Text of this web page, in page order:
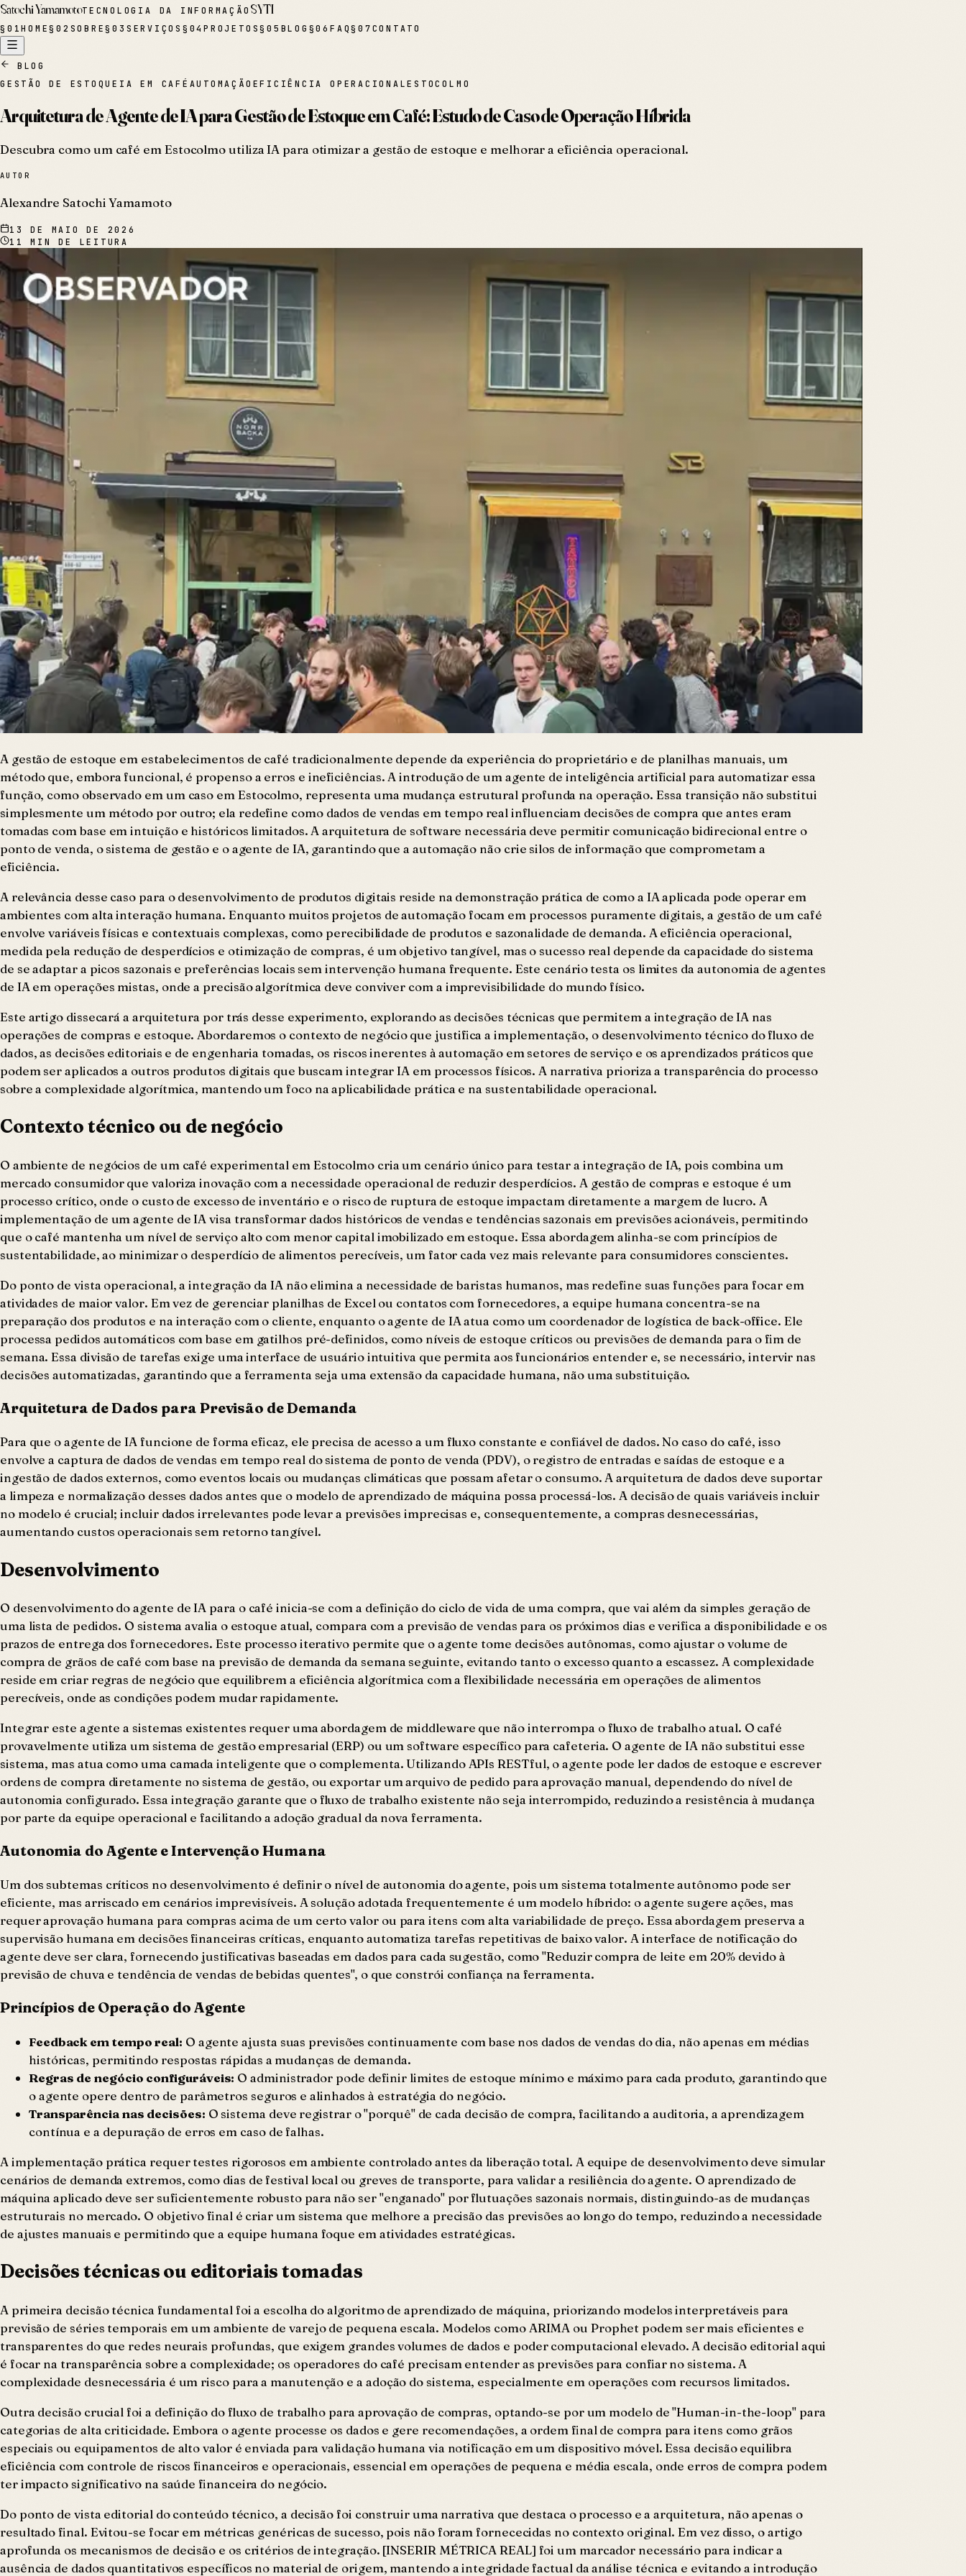
Satochi YamamotoTECNOLOGIA DA INFORMAÇÃO SYTI
§ 01HOME§02 SOBRE§03 SERVIÇOS § 04PROJETOS§05 BLOG §06 FAQ§07 CONTATO
BLOG
GESTÃO DE ESTOQUE IA EM CAFÉ AUTOMAÇÃO EFICIÊNCIA OPERACIONALESTOCOLMO
Arquitetura de Agente de IA para Gestão de Estoque em Café: Estudo de Caso de Operação Híbrida
Descubra como um café em Estocolmo utiliza IA para otimizar a gestão de estoque e melhorar a eficiência operacional.
AUTOR
Alexandre Satochi Yamamoto
13 DE MAIO DE 2026
11
MIN DE LEITURA
A gestão de estoque em estabelecimentos de café tradicionalmente depende da experiência do proprietário e de planilhas manuais, um
método que, embora funcional, é propenso a erros e ineficiências. A introdução de um agente de inteligência artificial para automatizar essa
função, como observado em um caso em Estocolmo, representa uma mudança estrutural profunda na operação. Essa transição não substitui
simplesmente um método por outro; ela redefine como dados de vendas em tempo real influenciam decisões de compra que antes eram
tomadas com base em intuição e históricos limitados. A arquitetura de software necessária deve permitir comunicação bidirecional entre o
ponto de venda, o sistema de gestão e o agente de IA, garantindo que a automação não crie silos de informação que comprometam a
eficiência.
A relevância desse caso para o desenvolvimento de produtos digitais reside na demonstração prática de como a IA aplicada pode operar em
ambientes com alta interação humana. Enquanto muitos projetos de automação focam em processos puramente digitais, a gestão de um café
envolve variáveis físicas e contextuais complexas, como perecibilidade de produtos e sazonalidade de demanda. A eficiência operacional,
medida pela redução de desperdícios e otimização de compras, é um objetivo tangível, mas o sucesso real depende da capacidade do sistema
de se adaptar a picos sazonais e preferências locais sem intervenção humana frequente. Este cenário testa os limites da autonomia de agentes
de IA em operações mistas, onde a precisão algorítmica deve conviver com a imprevisibilidade do mundo físico.
Este artigo dissecará a arquitetura por trás desse experimento, explorando as decisões técnicas que permitem a integração de IA nas
operações de compras e estoque. Abordaremos o contexto de negócio que justifica a implementação, o desenvolvimento técnico do fluxo de
dados, as decisões editoriais e de engenharia tomadas, os riscos inerentes à automação em setores de serviço e os aprendizados práticos que
podem ser aplicados a outros produtos digitais que buscam integrar IA em processos físicos. A narrativa prioriza a transparência do processo
sobre a complexidade algorítmica, mantendo um foco na aplicabilidade prática e na sustentabilidade operacional.
Contexto técnico ou de negócio
O ambiente de negócios de um café experimental em Estocolmo cria um cenário único para testar a integração de IA, pois combina um
mercado consumidor que valoriza inovação com a necessidade operacional de reduzir desperdícios. A gestão de compras e estoque é um
processo crítico, onde o custo de excesso de inventário e o risco de ruptura de estoque impactam diretamente a margem de lucro. A
implementação de um agente de IA visa transformar dados históricos de vendas e tendências sazonais em previsões acionáveis, permitindo
que o café mantenha um nível de serviço alto com menor capital imobilizado em estoque. Essa abordagem alinha-se com princípios de
sustentabilidade, ao minimizar o desperdício de alimentos perecíveis, um fator cada vez mais relevante para consumidores conscientes.
Do ponto de vista operacional, a integração da IA não elimina a necessidade de baristas humanos, mas redefine suas funções para focar em
atividades de maior valor. Em vez de gerenciar planilhas de Excel ou contatos com fornecedores, a equipe humana concentra-se na
preparação dos produtos e na interação com o cliente, enquanto o agente de IA atua como um coordenador de logística de back-office. Ele
processa pedidos automáticos com base em gatilhos pré-definidos, como níveis de estoque críticos ou previsões de demanda para o fim de
semana. Essa divisão de tarefas exige uma interface de usuário intuitiva que permita aos funcionários entender e, se necessário, intervir nas
decisões automatizadas, garantindo que a ferramenta seja uma extensão da capacidade humana, não uma substituição.
Arquitetura de Dados para Previsão de Demanda
Para que o agente de IA funcione de forma eficaz, ele precisa de acesso a um fluxo constante e confiável de dados. No caso do café, isso
envolve a captura de dados de vendas em tempo real do sistema de ponto de venda (PDV), o registro de entradas e saídas de estoque e a
ingestão de dados externos, como eventos locais ou mudanças climáticas que possam afetar o consumo. A arquitetura de dados deve suportar
a limpeza e normalização desses dados antes que o modelo de aprendizado de máquina possa processá-los. A decisão de quais variáveis incluir
no modelo é crucial; incluir dados irrelevantes pode levar a previsões imprecisas e, consequentemente, a compras desnecessárias,
aumentando custos operacionais sem retorno tangível.
Desenvolvimento
O desenvolvimento do agente de IA para o café inicia-se com a definição do ciclo de vida de uma compra, que vai além da simples geração de
uma lista de pedidos. O sistema avalia o estoque atual, compara com a previsão de vendas para os próximos dias e verifica a disponibilidade e os
prazos de entrega dos fornecedores. Este processo iterativo permite que o agente tome decisões autônomas, como ajustar o volume de
compra de grãos de café com base na previsão de demanda da semana seguinte, evitando tanto o excesso quanto a escassez. A complexidade
reside em criar regras de negócio que equilibrem a eficiência algorítmica com a flexibilidade necessária em operações de alimentos
perecíveis, onde as condições podem mudar rapidamente.
Integrar este agente a sistemas existentes requer uma abordagem de middleware que não interrompa o fluxo de trabalho atual. O café
provavelmente utiliza um sistema de gestão empresarial (ERP) ou um software específico para cafeteria. O agente de IA não substitui esse
sistema, mas atua como uma camada inteligente que o complementa. Utilizando APIs RESTful, o agente pode ler dados de estoque e escrever
ordens de compra diretamente no sistema de gestão, ou exportar um arquivo de pedido para aprovação manual, dependendo do nível de
autonomia configurado. Essa integração garante que o fluxo de trabalho existente não seja interrompido, reduzindo a resistência à mudança
por parte da equipe operacional e facilitando a adoção gradual da nova ferramenta.
Autonomia do Agente e Intervenção Humana
Um dos subtemas críticos no desenvolvimento é definir o nível de autonomia do agente, pois um sistema totalmente autônomo pode ser
eficiente, mas arriscado em cenários imprevisíveis. A solução adotada frequentemente é um modelo híbrido: o agente sugere ações, mas
requer aprovação humana para compras acima de um certo valor ou para itens com alta variabilidade de preço. Essa abordagem preserva a
supervisão humana em decisões financeiras críticas, enquanto automatiza tarefas repetitivas de baixo valor. A interface de notificação do
agente deve ser clara, fornecendo justificativas baseadas em dados para cada sugestão, como "Reduzir compra de leite em 20% devido à
previsão de chuva e tendência de vendas de bebidas quentes", o que constrói confiança na ferramenta.
Princípios de Operação do Agente
Feedback em tempo real: O agente ajusta suas previsões continuamente com base nos dados de vendas do dia, não apenas em médias
históricas, permitindo respostas rápidas a mudanças de demanda.
Regras de negócio configuráveis: O administrador pode definir limites de estoque mínimo e máximo para cada produto, garantindo que
o agente opere dentro de parâmetros seguros e alinhados à estratégia do negócio.
Transparência nas decisões: O sistema deve registrar o "porquê" de cada decisão de compra, facilitando a auditoria, a aprendizagem
contínua e a depuração de erros em caso de falhas.
A implementação prática requer testes rigorosos em ambiente controlado antes da liberação total. A equipe de desenvolvimento deve simular
cenários de demanda extremos, como dias de festival local ou greves de transporte, para validar a resiliência do agente. O aprendizado de
máquina aplicado deve ser suficientemente robusto para não ser "enganado" por flutuações sazonais normais, distinguindo-as de mudanças
estruturais no mercado. O objetivo final é criar um sistema que melhore a precisão das previsões ao longo do tempo, reduzindo a necessidade
de ajustes manuais e permitindo que a equipe humana foque em atividades estratégicas.
Decisões técnicas ou editoriais tomadas
A primeira decisão técnica fundamental foi a escolha do algoritmo de aprendizado de máquina, priorizando modelos interpretáveis para
previsão de séries temporais em um ambiente de varejo de pequena escala. Modelos como ARIMA ou Prophet podem ser mais eficientes e
transparentes do que redes neurais profundas, que exigem grandes volumes de dados e poder computacional elevado. A decisão editorial aqui
é focar na transparência sobre a complexidade; os operadores do café precisam entender as previsões para confiar no sistema. A
complexidade desnecessária é um risco para a manutenção e a adoção do sistema, especialmente em operações com recursos limitados.
Outra decisão crucial foi a definição do fluxo de trabalho para aprovação de compras, optando-se por um modelo de "Human-in-the-loop" para
categorias de alta criticidade. Embora o agente processe os dados e gere recomendações, a ordem final de compra para itens como grãos
especiais ou equipamentos de alto valor é enviada para validação humana via notificação em um dispositivo móvel. Essa decisão equilibra
eficiência com controle de riscos financeiros e operacionais, essencial em operações de pequena e média escala, onde erros de compra podem
ter impacto significativo na saúde financeira do negócio.
Do ponto de vista editorial do conteúdo técnico, a decisão foi construir uma narrativa que destaca o processo e a arquitetura, não apenas o
resultado final. Evitou-se focar em métricas genéricas de sucesso, pois não foram fornececidas no contexto original. Em vez disso, o artigo
aprofunda os mecanismos de decisão e os critérios de integração. [INSERIR MÉTRICA REAL] foi um marcador necessário para indicar a
ausência de dados quantitativos específicos no material de origem, mantendo a integridade factual da análise técnica e evitando a introdução